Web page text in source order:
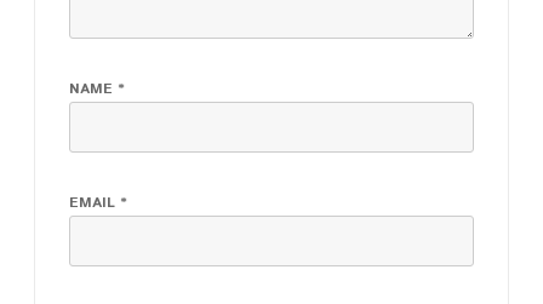
NAME *
EMAIL *